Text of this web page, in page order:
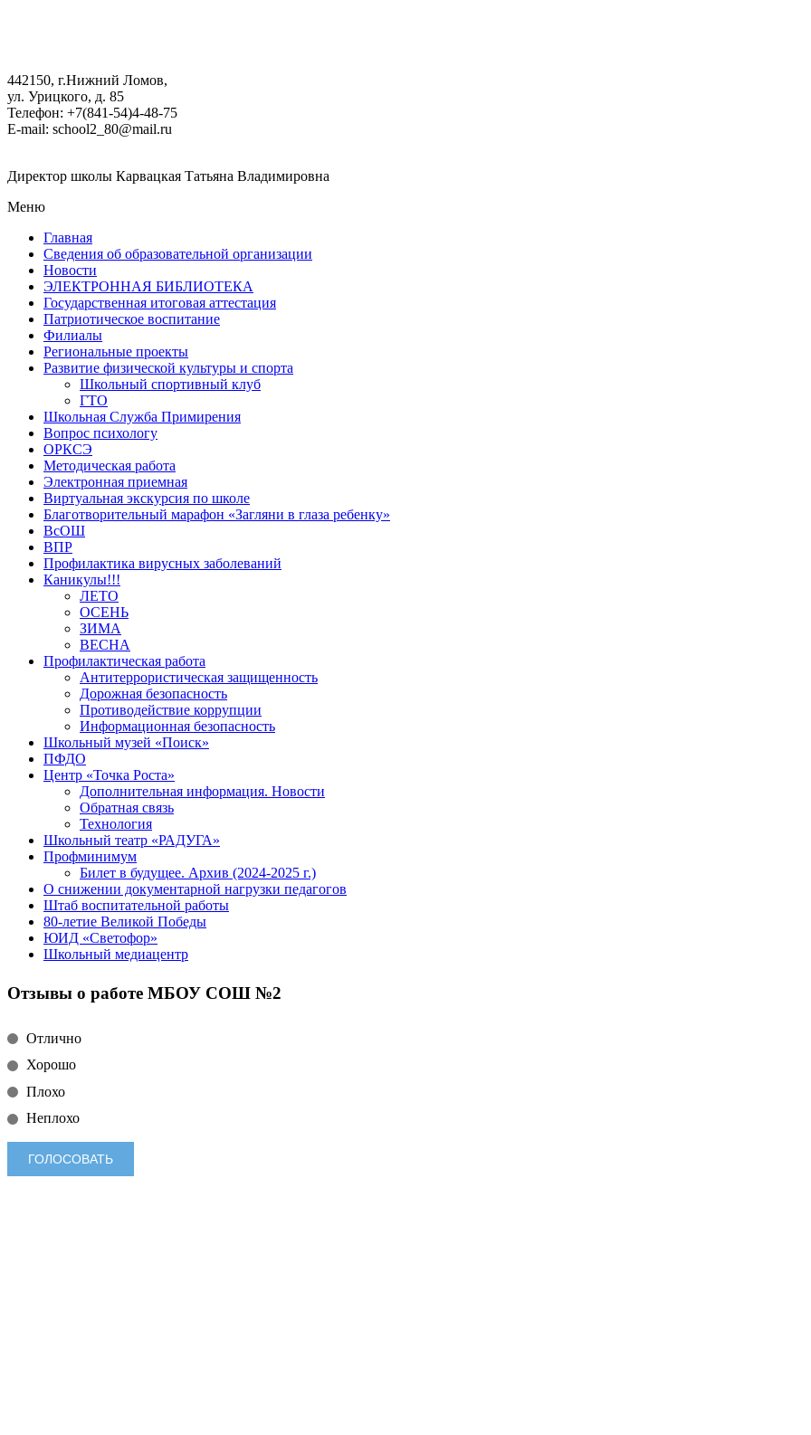
442150, г.Нижний Ломов,
ул. Урицкого, д. 85
Телефон: +7(841-54)4-48-75
E-mail: school2_80@mail.ru
Директор школы Карвацкая Татьяна Владимировна
Меню
Главная
Сведения об образовательной организации
Новости
ЭЛЕКТРОННАЯ БИБЛИОТЕКА
Государственная итоговая аттестация
Патриотическое воспитание
Филиалы
Региональные проекты
Развитие физической культуры и спорта
Школьный спортивный клуб
ГТО
Школьная Служба Примирения
Вопрос психологу
ОРКСЭ
Методическая работа
Электронная приемная
Виртуальная экскурсия по школе
Благотворительный марафон «Загляни в глаза ребенку»
ВсОШ
ВПР
Профилактика вирусных заболеваний
Каникулы!!!
ЛЕТО
ОСЕНЬ
ЗИМА
ВЕСНА
Профилактическая работа
Антитеррористическая защищенность
Дорожная безопасность
Противодействие коррупции
Информационная безопасность
Школьный музей «Поиск»
ПФДО
Центр «Точка Роста»
Дополнительная информация. Новости
Обратная связь
Технология
Школьный театр «РАДУГА»
Профминимум
Билет в будущее. Архив (2024-2025 г.)
О снижении документарной нагрузки педагогов
Штаб воспитательной работы
80-летие Великой Победы
ЮИД «Светофор»
Школьный медиацентр
Отзывы о работе МБОУ СОШ №2
Отлично
Хорошо
Плохо
Неплохо